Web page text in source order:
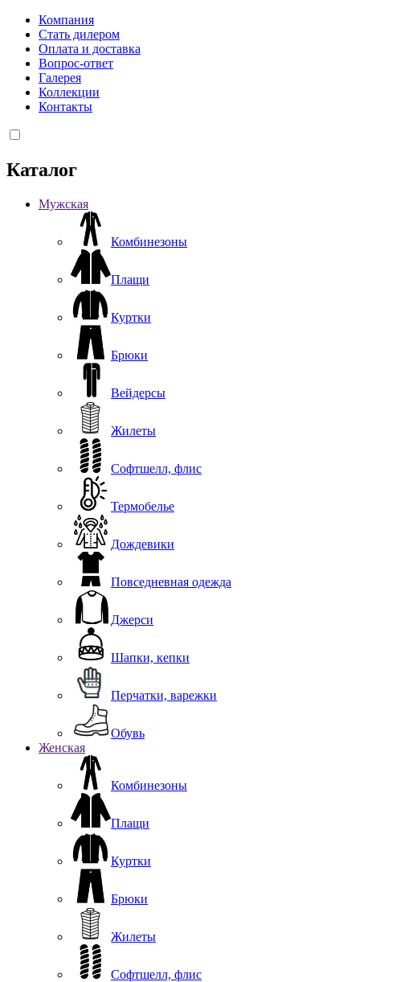
Компания
Стать дилером
Оплата и доставка
Вопрос-ответ
Галерея
Коллекции
Контакты
Каталог
Мужская
Комбинезоны
Плащи
Куртки
Брюки
Вейдерсы
Жилеты
Софтшелл, флис
Термобелье
Дождевики
Повседневная одежда
Джерси
Шапки, кепки
Перчатки, варежки
Обувь
Женская
Комбинезоны
Плащи
Куртки
Брюки
Жилеты
Софтшелл, флис